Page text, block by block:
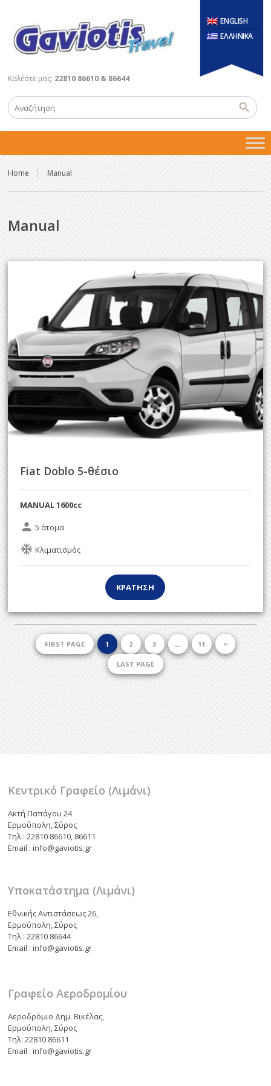
ENGLISH
ΕΛΛΗΝΙΚΑ
Καλέστε μας: 22810 86610 & 86644
Home Manual
Manual
Fiat Doblo 5-θέσιο
MANUAL 1600cc
person 5 άτομα
ac_unit Κλιματισμός
ΚΡΑΤΗΣΗ
FIRST PAGE 1 2 3 … 11 >
LAST PAGE
Κεντρικό Γραφείο (Λιμάνι)
Ακτή Παπάγου 24
Ερμούπολη, Σύρος
Τηλ : 22810 86610, 86611
Email : info@gaviotis.gr
Υποκατάστημα (Λιμάνι)
Εθνικής Αντιστάσεως 26,
Ερμούπολη, Σύρος
Τηλ : 22810 86644
Email : info@gaviotis.gr
Γραφείο Αεροδρομίου
Αεροδρόμιο Δημ. Βικέλας,
Ερμούπολη, Σύρος
Τηλ: 22810 86611
Email : info@gaviotis.gr